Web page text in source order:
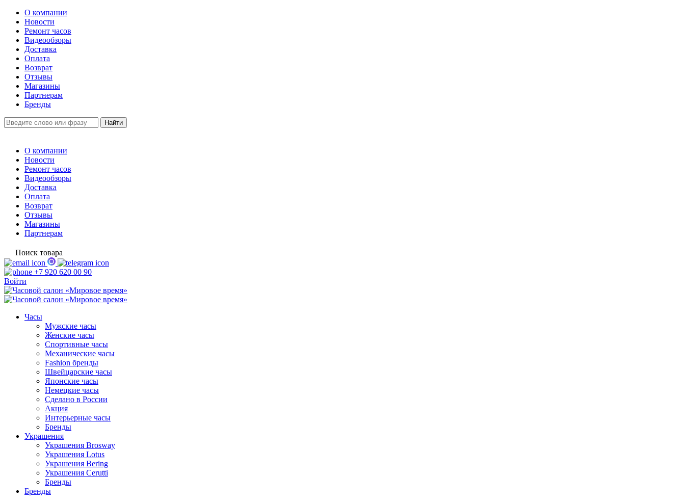
О компании
Новости
Ремонт часов
Видеообзоры
Доставка
Оплата
Возврат
Отзывы
Магазины
Партнерам
Бренды
О компании
Новости
Ремонт часов
Видеообзоры
Доставка
Оплата
Возврат
Отзывы
Магазины
Партнерам
Поиск товара
+7 920 620 00 90
Войти
Часы
Мужские часы
Женские часы
Спортивные часы
Механические часы
Fashion бренды
Швейцарские часы
Японские часы
Немецкие часы
Сделано в России
Акция
Интерьерные часы
Бренды
Украшения
Украшения Brosway
Украшения Lotus
Украшения Bering
Украшения Cerutti
Бренды
Бренды